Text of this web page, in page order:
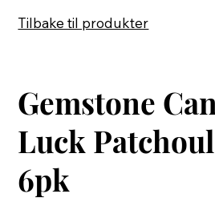
Tilbake til produkter
Gemstone
Luck
6pk